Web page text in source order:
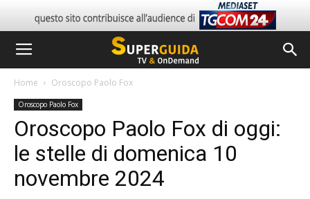
Home Oroscopo Paolo Fox
Oroscopo Paolo Fox
Oroscopo Paolo Fox di oggi:
le stelle di domenica 10
novembre 2024